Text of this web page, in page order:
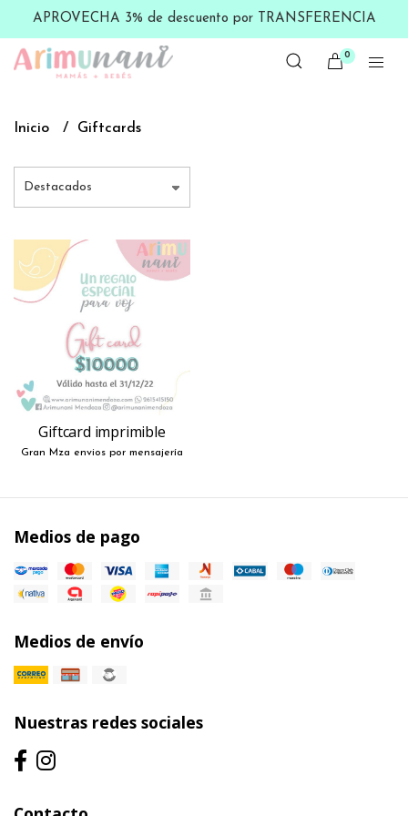
APROVECHA 3% de descuento por TRANSFERENCIA
0
Inicio Giftcards
Giftcard imprimible
Gran Mza envios por mensajería
Medios de pago
Medios de envío
Nuestras redes sociales